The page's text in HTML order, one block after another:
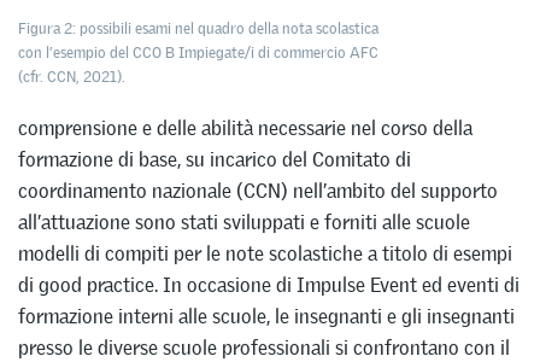
Figura 2: possibili esami nel quadro della nota scolastica
con l’esempio del CCO B Impiegate/i di commercio AFC
(cfr. CCN, 2021).
comprensione e delle abilità necessarie nel corso della
formazione di base, su incarico del Comitato di
coordinamento nazionale (CCN) nell’ambito del supporto
all’attuazione sono stati sviluppati e forniti alle scuole
modelli di compiti per le note scolastiche a titolo di esempi
di good practice. In occasione di Impulse Event ed eventi di
formazione interni alle scuole, le insegnanti e gli insegnanti
presso le diverse scuole professionali si confrontano con il